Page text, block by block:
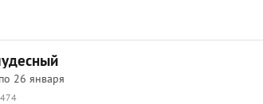
26 января